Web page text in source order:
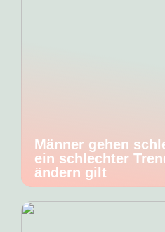
Männer gehen
ein schlechter
ändern gilt